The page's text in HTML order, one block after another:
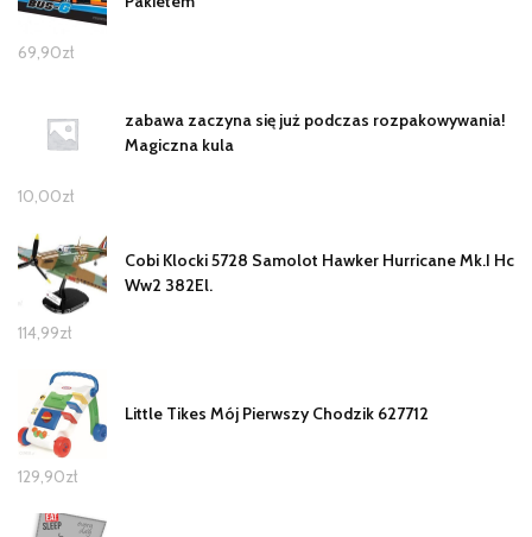
69,90zł
zabawa zaczyna się już podczas rozpakowywania!
Magiczna kula
10,00zł
Cobi Klocki 5728 Samolot Hawker Hurricane Mk.I Hc
Ww2 382El.
114,99zł
Little Tikes Mój Pierwszy Chodzik 627712
129,90zł